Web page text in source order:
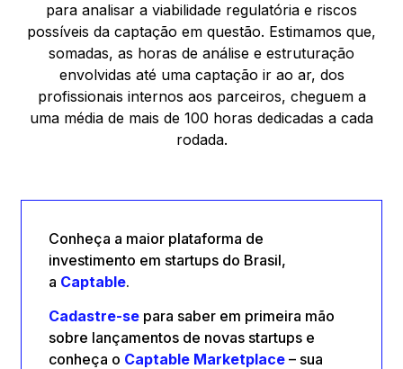
para analisar a viabilidade regulatória e riscos
possíveis da captação em questão. Estimamos que,
somadas, as horas de análise e estruturação
envolvidas até uma captação ir ao ar, dos
profissionais internos aos parceiros, cheguem a
uma média de mais de 100 horas dedicadas a cada
rodada.
Conheça a maior plataforma de
investimento em startups do Brasil,
a Captable.
Cadastre-se para saber em primeira mão
sobre lançamentos de novas startups e
conheça o Captable Marketplace – sua